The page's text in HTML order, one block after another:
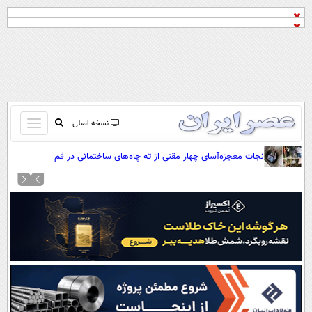
نسخه اصلی
باز
و
کردن
صفحه اول
آرشیو
نظرسنجی
آب و هوا
اوقات شرعی
سواد زندگی
نجات معجزه‌آسای چهار مقنی از ته چاه‌های ساختمانی در قم